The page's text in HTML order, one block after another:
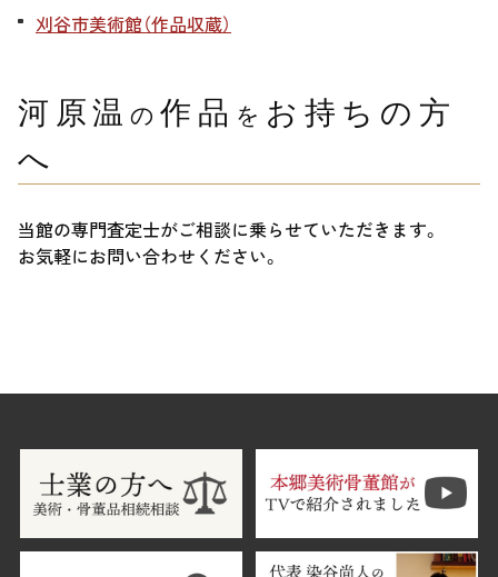
刈谷市美術館（作品収蔵）
河原温 の作品 を お持ちの方
へ
当館の専門査定士がご相談に乗らせていただきます。
お気軽にお問い合わせください。